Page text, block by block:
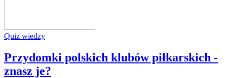
Quiz wiedzy
Przydomki polskich klubów piłkarskich -
znasz je?